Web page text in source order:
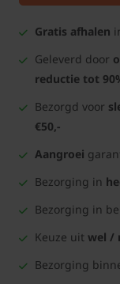
Gratis afhalen
Geleverd door
reductie tot
Bezorgd voor
€50,-
Aangroei
Bezorging in
Bezorging in
Keuze uit wel /
Bezorging